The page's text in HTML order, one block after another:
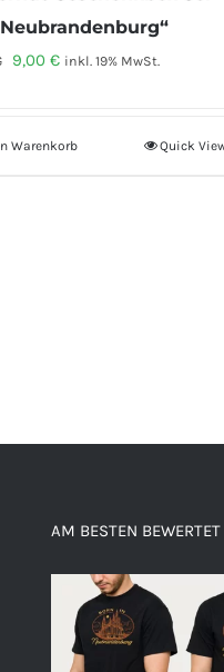
Ursprünglicher
12,00 €
9,00 €Aktueller
9,00 €.
inkl. 19% MwSt.
Warenkorb Quick
AM BESTEN BEWERTET